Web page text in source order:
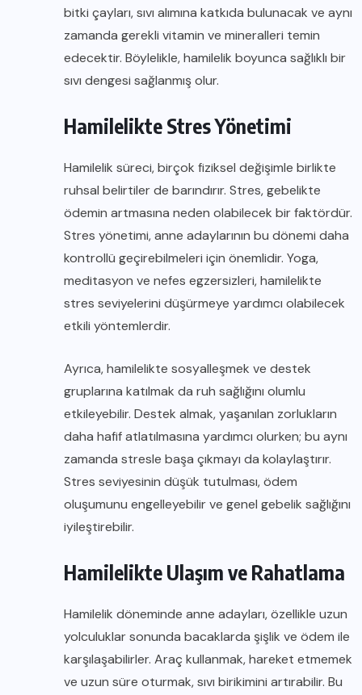
bitki çayları, sıvı alımına katkıda bulunacak ve aynı
zamanda gerekli vitamin ve mineralleri temin
edecektir. Böylelikle, hamilelik boyunca sağlıklı bir
sıvı dengesi sağlanmış olur.
Hamilelikte Stres Yönetimi
Hamilelik süreci, birçok fiziksel değişimle birlikte
ruhsal belirtiler de barındırır. Stres, gebelikte
ödemin artmasına neden olabilecek bir faktördür.
Stres yönetimi, anne adaylarının bu dönemi daha
kontrollü geçirebilmeleri için önemlidir. Yoga,
meditasyon ve nefes egzersizleri, hamilelikte
stres seviyelerini düşürmeye yardımcı olabilecek
etkili yöntemlerdir.
Ayrıca, hamilelikte sosyalleşmek ve destek
gruplarına katılmak da ruh sağlığını olumlu
etkileyebilir. Destek almak, yaşanılan zorlukların
daha hafif atlatılmasına yardımcı olurken; bu aynı
zamanda stresle başa çıkmayı da kolaylaştırır.
Stres seviyesinin düşük tutulması, ödem
oluşumunu engelleyebilir ve genel gebelik sağlığını
iyileştirebilir.
Hamilelikte Ulaşım ve Rahatlama
Hamilelik döneminde anne adayları, özellikle uzun
yolculuklar sonunda bacaklarda şişlik ve ödem ile
karşılaşabilirler. Araç kullanmak, hareket etmemek
ve uzun süre oturmak, sıvı birikimini artırabilir. Bu